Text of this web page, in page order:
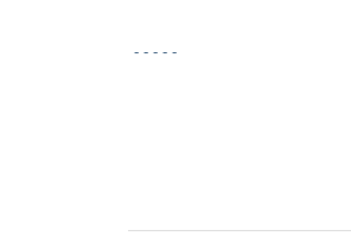
- - - - -